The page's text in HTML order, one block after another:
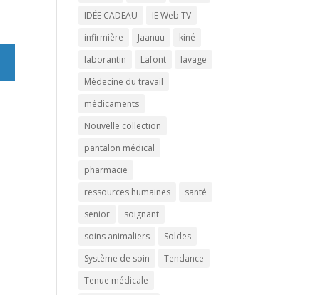
IDÉE CADEAU
IE Web TV
infirmière
Jaanuu
kiné
laborantin
Lafont
lavage
Médecine du travail
médicaments
Nouvelle collection
pantalon médical
pharmacie
ressources humaines
santé
senior
soignant
soins animaliers
Soldes
Système de soin
Tendance
Tenue médicale